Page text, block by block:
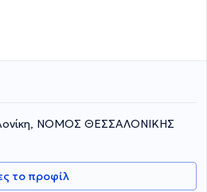
ΝΟΜΟΣ ΘΕΣΣΑΛΟΝΙΚΗΣ
το προφίλ